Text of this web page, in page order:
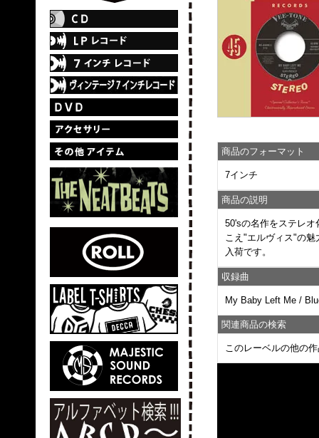
商品のフォーマット
7インチ
商品の説明
50'sの名作をステレ
こえ"エルヴィス"の
入荷です。
収録曲
My Baby Left Me /
関連商品の検索
このレーベルの他の